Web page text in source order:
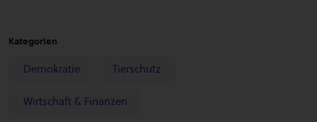
Kategorien
Demokratie Tierschutz
Wirtschaft & Finanzen